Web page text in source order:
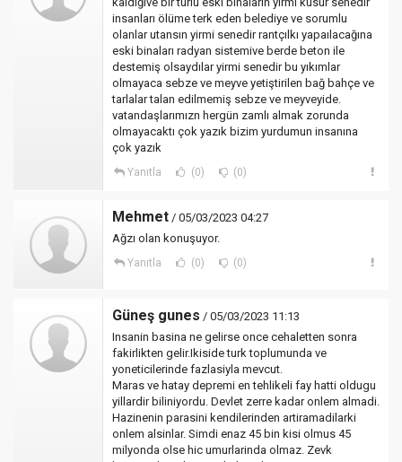
insanları ölüme terk eden belediye ve sorumlu
olanlar utansın yirmi senedir rantçılkı yapaılacağına
eski binaları radyan sistemive berde beton ile
destemiş olsaydılar yirmi senedir bu yıkımlar
olmayaca sebze ve meyve yetiştirilen bağ bahçe ve
tarlalar talan edilmemiş sebze ve meyveyide.
vatandaşlarımızn hergün zamlı almak zorunda
olmayacaktı çok yazık bizim yurdumun insanına
çok yazık
Yanıtla (0) (0)
Mehmet / 05/03/2023 04:27
Ağzı olan konuşuyor.
Yanıtla (0) (0)
Güneş gunes / 05/03/2023 11:13
Insanin basina ne gelirse once cehaletten sonra
fakirlikten gelir.Ikiside turk toplumunda ve
yoneticilerinde fazlasiyla mevcut.
Maras ve hatay depremi en tehlikeli fay hatti oldugu
yillardir biliniyordu. Devlet zerre kadar onlem almadi.
Hazinenin parasini kendilerinden artiramadilarki
onlem alsinlar. Simdi enaz 45 bin kisi olmus 45
milyonda olse hic umurlarinda olmaz. Zevk